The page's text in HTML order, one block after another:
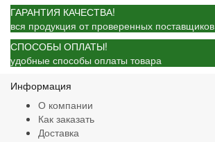
ГАРАНТИЯ КАЧЕСТВА!
вся продукция от проверенных поставщиков
СПОСОБЫ ОПЛАТЫ!
удобные способы оплаты товара
Информация
О компании
Как заказать
Доставка